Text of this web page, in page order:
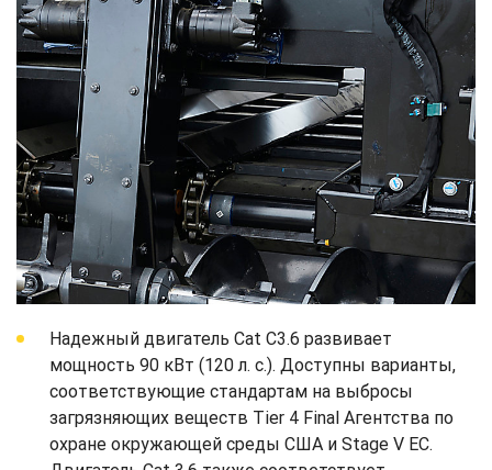
Надежный двигатель Cat C3.6 развивает
мощность 90 кВт (120 л. с.). Доступны варианты,
соответствующие стандартам на выбросы
загрязняющих веществ Tier 4 Final Агентства по
охране окружающей среды США и Stage V ЕС.